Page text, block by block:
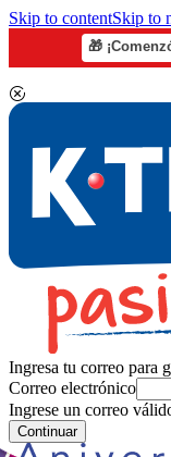
Skip to contentSkip to
🎁
Ingresa tu correo para
Correo electrónico
Ingrese un correo
Continuar